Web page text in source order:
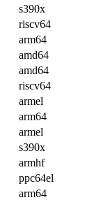
s390x
riscv64
arm64
amd64
amd64
riscv64
armel
arm64
armel
s390x
armhf
ppc64el
arm64